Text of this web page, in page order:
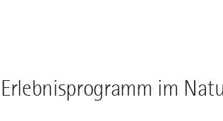
im